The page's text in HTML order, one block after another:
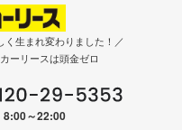
生まれ変わりました！／
ーリースは頭金ゼロ
8:00～22:00